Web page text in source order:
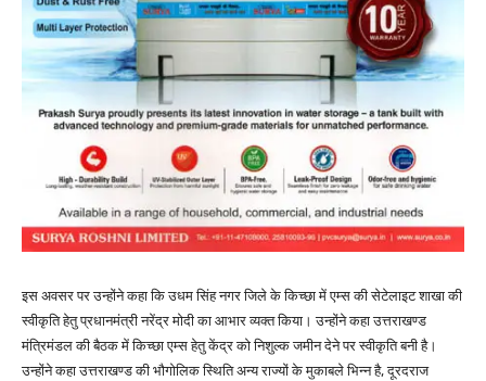
इस अवसर पर उन्होंने कहा कि उधम सिंह नगर जिले के किच्छा में एम्स की सेटेलाइट शाखा की
स्वीकृति हेतु प्रधानमंत्री नरेंद्र मोदी का आभार व्यक्त किया। उन्होंने कहा उत्तराखण्ड
मंत्रिमंडल की बैठक में किच्छा एम्स हेतु केंद्र को निशुल्क जमीन देने पर स्वीकृति बनी है।
उन्होंने कहा उत्तराखण्ड की भौगोलिक स्थिति अन्य राज्यों के मुकाबले भिन्न है, दूरदराज